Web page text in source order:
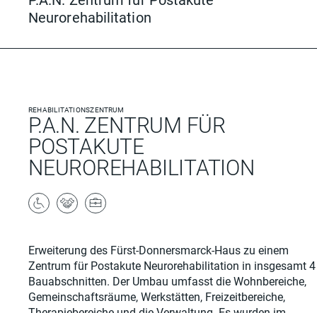
Neurorehabilitation
REHABILITATIONSZENTRUM
P.A.N. ZENTRUM FÜR
POSTAKUTE
NEUROREHABILITATION
barrierefreiteilhabearbeiten
Erweiterung des Fürst-Donnersmarck-Haus zu einem
Zentrum für Postakute Neurorehabilitation in insgesamt 4
Bauabschnitten. Der Umbau umfasst die Wohnbereiche,
Gemeinschaftsräume, Werkstätten, Freizeitbereiche,